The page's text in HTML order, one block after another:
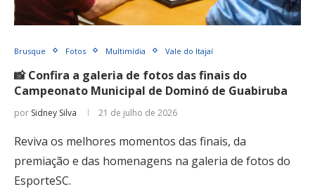
Brusque Fotos Multimídia Vale do Itajaí
📸 Confira a galeria de fotos das finais do
Campeonato Municipal de Dominó de Guabiruba
por Sidney Silva 21 de julho de 2026
Reviva os melhores momentos das finais, da
premiação e das homenagens na galeria de fotos do
EsporteSC.